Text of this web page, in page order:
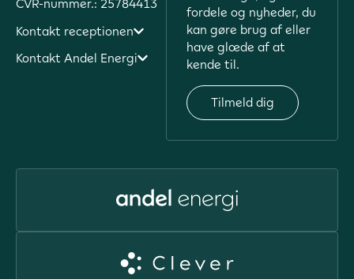
CVR-nummer.: 25784413
Kontakt receptionen
Kontakt Andel Energi
fordele og nyheder, du
kan gøre brug af eller
have glæde af at
kende til.
Tilmeld dig